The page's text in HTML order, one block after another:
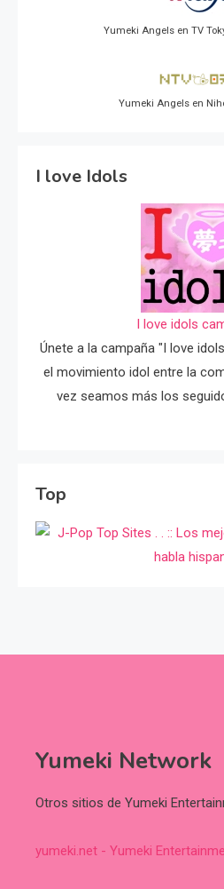
Yumeki Angels en TV
Yumeki Angels en
I love Idols
I love idols
Únete a la campaña "I love
el movimiento idol entre la
vez seamos más los
Top
Yumeki Network
Otros sitios de Yumeki
yumeki.net - Yumeki